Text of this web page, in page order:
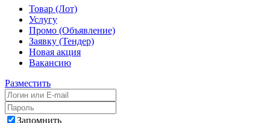
Товар (Лот)
Услугу
Промо (Объявление)
Заявку (Тендер)
Новая акция
Вакансию
Разместить
Запомнить